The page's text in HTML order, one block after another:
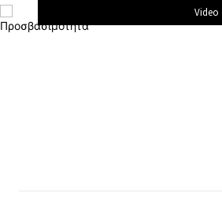
Video